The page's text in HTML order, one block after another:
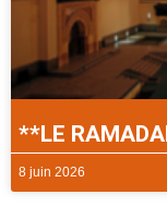
**LE
8 juin 2026